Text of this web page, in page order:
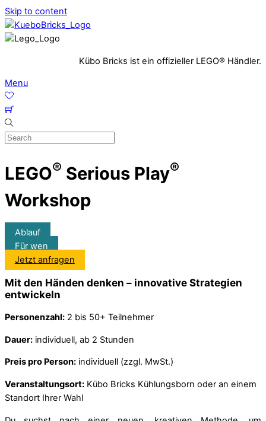
Skip to content
Kübo Bricks ist ein offizieller LEGO® Händler.
Menu
LEGO® Serious Play®
Workshop
Ablauf
Für wen
Jetzt anfragen
Mit den Händen denken – innovative Strategien
entwickeln
Personenzahl: 2 bis 50+ Teilnehmer
Dauer: individuell, ab 2 Stunden
Preis pro Person: individuell (zzgl. MwSt.)
Veranstaltungsort: Kübo Bricks Kühlungsborn oder an einem
Standort Ihrer Wahl